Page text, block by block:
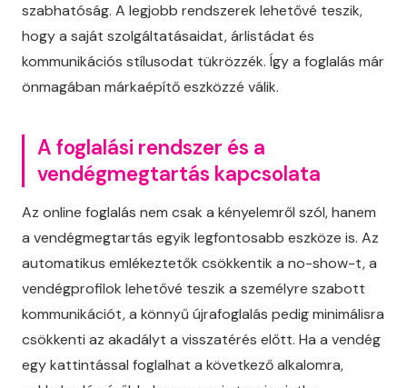
szabhatóság. A legjobb rendszerek lehetővé teszik,
hogy a saját szolgáltatásaidat, árlistádat és
kommunikációs stílusodat tükrözzék. Így a foglalás már
önmagában márkaépítő eszközzé válik.
A foglalási rendszer és a
vendégmegtartás kapcsolata
Az online foglalás nem csak a kényelemről szól, hanem
a vendégmegtartás egyik legfontosabb eszköze is. Az
automatikus emlékeztetők csökkentik a no-show-t, a
vendégprofilok lehetővé teszik a személyre szabott
kommunikációt, a könnyű újrafoglalás pedig minimálisra
csökkenti az akadályt a visszatérés előtt. Ha a vendég
egy kattintással foglalhat a következő alkalomra,